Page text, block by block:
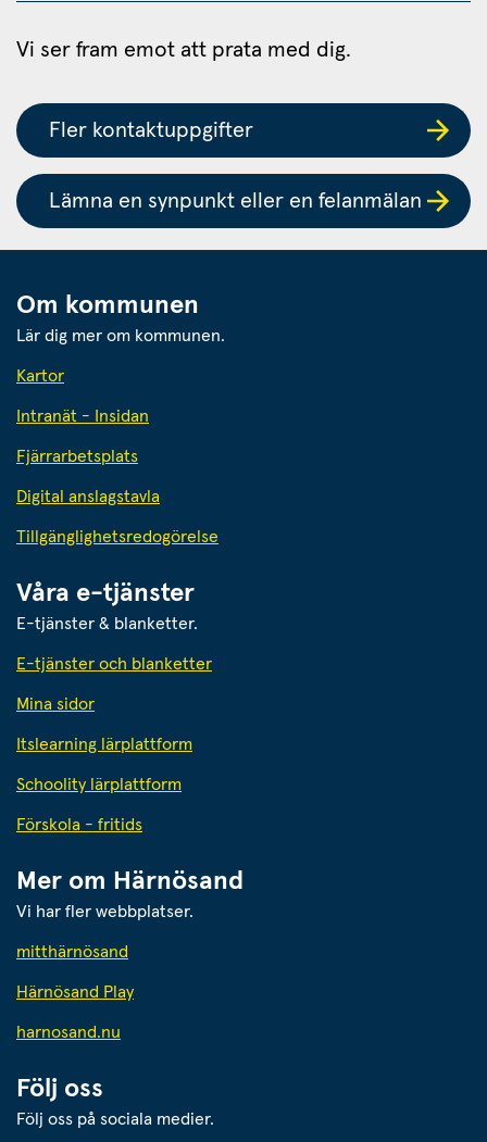
Vi ser fram emot att prata med dig.
Fler kontaktuppgifter
Lämna en synpunkt eller en felanmälan
Om kommunen
Lär dig mer om kommunen.
Kartor
Intranät - Insidan
Fjärrarbetsplats
Digital anslagstavla
Tillgänglighetsredogörelse
Våra e-tjänster
E-tjänster & blanketter.
E-tjänster och blanketter
Mina sidor
Itslearning lärplattform
Schoolity lärplattform
Förskola - fritids
Mer om Härnösand
Vi har fler webbplatser.
mitthärnösand
Härnösand Play
harnosand.nu
Följ oss
Följ oss på sociala medier.